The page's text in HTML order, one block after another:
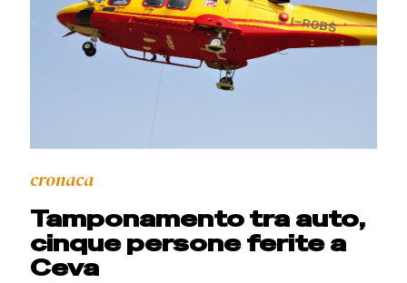
cronaca
Tamponamento tra auto,
cinque persone ferite a
Ceva